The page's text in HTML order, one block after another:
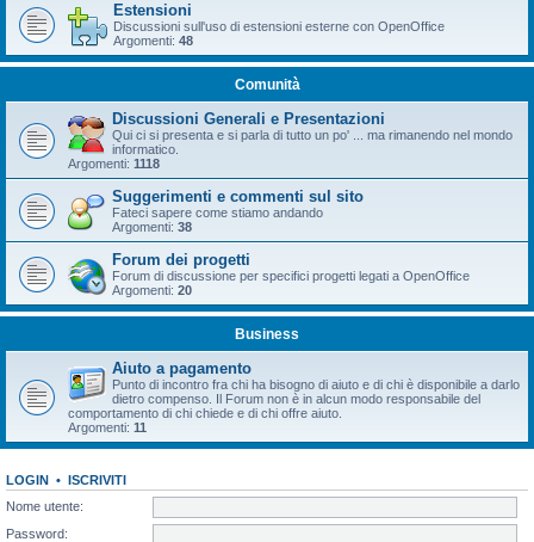
Estensioni
Discussioni sull'uso di estensioni esterne con OpenOffice
Argomenti: 48
Comunità
Discussioni Generali e Presentazioni
Qui ci si presenta e si parla di tutto un po' ... ma rimanendo nel mondo
informatico.
Argomenti: 1118
Suggerimenti e commenti sul sito
Fateci sapere come stiamo andando
Argomenti: 38
Forum dei progetti
Forum di discussione per specifici progetti legati a OpenOffice
Argomenti: 20
Business
Aiuto a pagamento
Punto di incontro fra chi ha bisogno di aiuto e di chi è disponibile a darlo
dietro compenso. Il Forum non è in alcun modo responsabile del
comportamento di chi chiede e di chi offre aiuto.
Argomenti: 11
LOGIN • ISCRIVITI
Nome utente:
Password: